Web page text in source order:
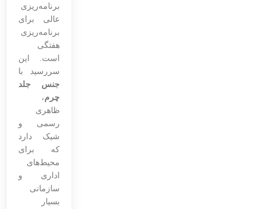
برنامه‌ریزی
عالی برای
برنامه‌ریزی
هفتگی
است. این
سررسید با
جنس جلد
چرم،
ظاهری
رسمی و
شیک دارد
که برای
محیط‌های
اداری و
سازمانی
بسیار